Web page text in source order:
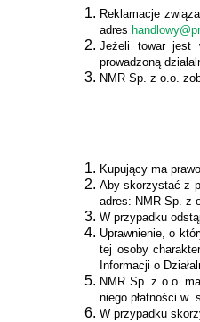
Reklamacje
adres
Jeżeli towar jest
prowadzoną
NMR Sp. z o.o.
Kupujący ma
Aby skorzystać z
adres: NMR Sp. z
W przypadku
Uprawnienie, o
tej osoby
Informacji o
NMR Sp. z o.o.
niego płatności w
W przypadku